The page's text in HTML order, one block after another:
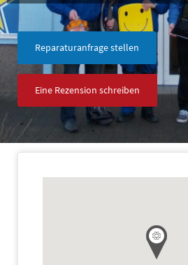
Reparaturanfrage stellen
Eine Rezension schreiben